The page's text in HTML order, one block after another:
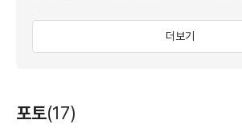
더보기
포토(17)